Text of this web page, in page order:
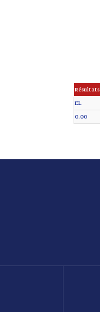
Résultats
EL
0.00